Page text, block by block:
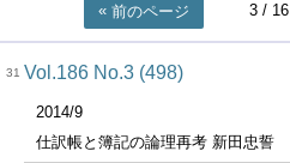
前のページ 3/ 16
31 Vol.186 No.3 (498)
2014/9
仕訳帳と簿記の論理再考 新田忠誓